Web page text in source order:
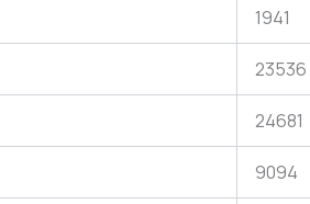
1941
23536
24681
9094